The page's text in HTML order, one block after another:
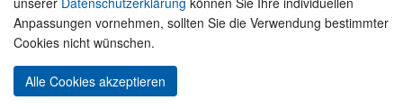
Anpassungen vornehmen, sollten Sie die Verwendung bestimmter
Cookies nicht wünschen.
Alle Cookies akzeptieren